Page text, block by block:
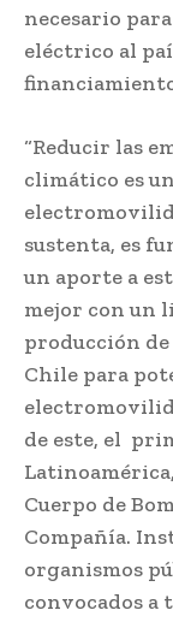
necesario
eléctrico al
“Reducir las
climático es
sustenta, es
un aporte a
mejor con un
producción
Chile para
de este, el
Cuerpo de
Compañía.
organismos
convocados